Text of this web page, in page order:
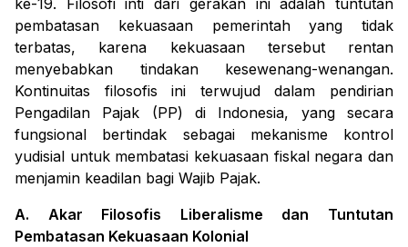
ke-19. Filosofi inti dari gerakan ini adalah tuntutan
pembatasan kekuasaan pemerintah yang tidak
terbatas, karena kekuasaan tersebut rentan
menyebabkan tindakan kesewenang-wenangan.
Kontinuitas filosofis ini terwujud dalam pendirian
Pengadilan Pajak (PP) di Indonesia, yang secara
fungsional bertindak sebagai mekanisme kontrol
yudisial untuk membatasi kekuasaan fiskal negara dan
menjamin keadilan bagi Wajib Pajak.
A. Akar Filosofis Liberalisme dan Tuntutan
Pembatasan Kekuasaan Kolonial